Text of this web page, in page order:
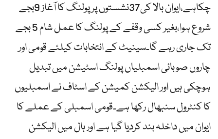
چکاہے،ایوان بالا کی37نشستوں پرپولنگ کا آغاز 9بجے
شروع ہوا،بغیر کسی وقفے کے پولنگ کا عمل شام 5 بجے
تک جاری رہے گا۔سینیٹ کے انتخابات کیلئے قومی اور
چاروں صوبائی اسمبلیاں پولنگ اسٹیشن میں تبدیل
ہوچکی ہیں اور الیکشن کمیشن کے اسٹاف نے اسمبلیوں
کا کنٹرول سنبھال رکھا ہے۔قومی اسمبلی کے عملے کا
ایوان میں داخلہ بند کردیا گیا ہے اور ہال میں الیکشن